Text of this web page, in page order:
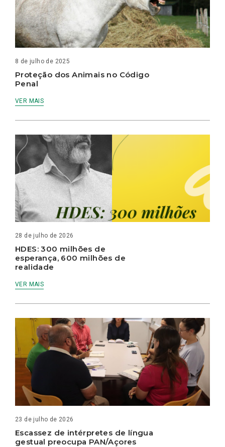
8 de julho de 2025
Proteção dos Animais no Código
Penal
VER MAIS
28 de julho de 2026
HDES: 300 milhões de
esperança, 600 milhões de
realidade
VER MAIS
23 de julho de 2026
Escassez de intérpretes de língua
gestual preocupa PAN/Açores